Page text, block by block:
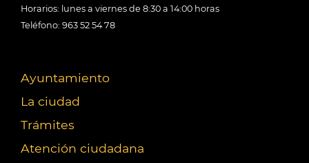
Horarios: lunes a viernes de 8:30 a 14:00 horas
Teléfono: 963 52 54 78
Ayuntamiento
La ciudad
Trámites
Atención ciudadana